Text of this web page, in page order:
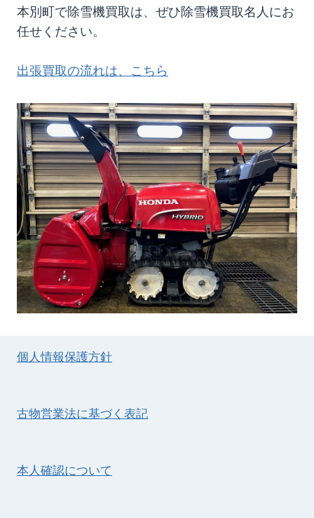
本別町で除雪機買取は、ぜひ除雪機買取名人にお
任せください。
出張買取の流れは、こちら
個人情報保護方針
古物営業法に基づく表記
本人確認について